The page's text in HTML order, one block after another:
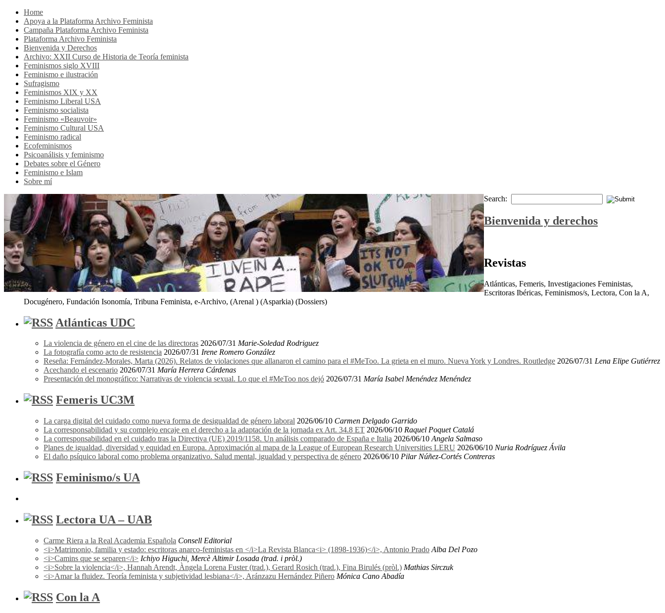
Home
Apoya a la Plataforma Archivo Feminista
Campaña Plataforma Archivo Feminista
Plataforma Archivo Feminista
Bienvenida y Derechos
Archivo: XXII Curso de Historia de Teoría feminista
Feminismos siglo XVIII
Feminismo e ilustración
Sufragismo
Feminismos XIX y XX
Feminismo Liberal USA
Feminismo socialista
Feminismo «Beauvoir»
Feminismo Cultural USA
Feminismo radical
Ecofeminismos
Psicoanálisis y feminismo
Debates sobre el Género
Feminismo e Islam
Sobre mí
Search:
Bienvenida y derechos
Revistas
Atlánticas, Femeris, Investigaciones Feministas,
Escritoras Ibéricas, Feminismos/s, Lectora, Con la A,
Docugénero, Fundación Isonomía, Tribuna Feminista, e-Archivo, (Arenal ) (Asparkia) (Dossiers)
Atlánticas UDC
La violencia de género en el cine de las directoras 2026/07/31 Marie-Soledad Rodriguez
La fotografía como acto de resistencia 2026/07/31 Irene Romero González
Reseña: Fernández-Morales, Marta (2026). Relatos de violaciones que allanaron el camino para el #MeToo. La grieta en el muro. Nueva York y Londres. Routledge 2026/07/31 Lena Elipe Gutiérrez
Acechando el escenario 2026/07/31 María Herrera Cárdenas
Presentación del monográfico: Narrativas de violencia sexual. Lo que el #MeToo nos dejó 2026/07/31 María Isabel Menéndez Menéndez
Femeris UC3M
La carga digital del cuidado como nueva forma de desigualdad de género laboral 2026/06/10 Carmen Delgado Garrido
La corresponsabilidad y su complejo encaje en el derecho a la adaptación de la jornada ex Art. 34.8 ET 2026/06/10 Raquel Poquet Catalá
La corresponsabilidad en el cuidado tras la Directiva (UE) 2019/1158. Un análisis comparado de España e Italia 2026/06/10 Angela Salmaso
Planes de igualdad, diversidad y equidad en Europa. Aproximación al mapa de la League of European Research Universities LERU 2026/06/10 Nuria Rodríguez Ávila
El daño psíquico laboral como problema organizativo. Salud mental, igualdad y perspectiva de género 2026/06/10 Pilar Núñez-Cortés Contreras
Feminismo/s UA
Lectora UA – UAB
Carme Riera a la Real Academia Española Consell Editorial
<i>Matrimonio, familia y estado: escritoras anarco-feministas en </i>La Revista Blanca<i> (1898-1936)</i>, Antonio Prado Alba Del Pozo
<i>Camins que se separen</i> Ichiyo Higuchi, Mercè Altimir Losada (trad. i pròl.)
<i>Sobre la violencia</i>, Hannah Arendt, Àngela Lorena Fuster (trad.), Gerard Rosich (trad.), Fina Birulés (pròl.) Mathias Sirczuk
<i>Amar la fluidez. Teoría feminista y subjetividad lesbiana</i>, Aránzazu Hernández Piñero Mónica Cano Abadía
Con la A